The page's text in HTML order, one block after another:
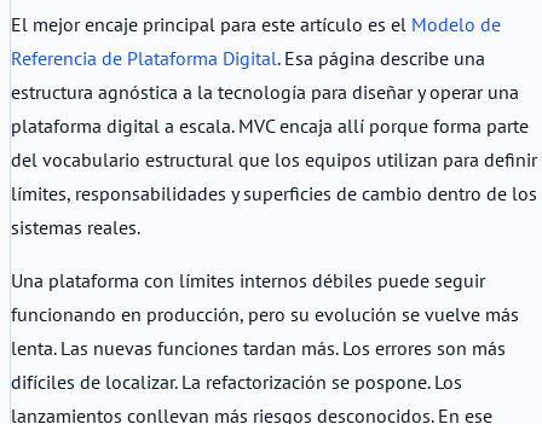
El mejor encaje principal para este artículo es el Modelo de
Referencia de Plataforma Digital. Esa página describe una
estructura agnóstica a la tecnología para diseñar y operar una
plataforma digital a escala. MVC encaja allí porque forma parte
del vocabulario estructural que los equipos utilizan para definir
límites, responsabilidades y superficies de cambio dentro de los
sistemas reales.
Una plataforma con límites internos débiles puede seguir
funcionando en producción, pero su evolución se vuelve más
lenta. Las nuevas funciones tardan más. Los errores son más
difíciles de localizar. La refactorización se pospone. Los
lanzamientos conllevan más riesgos desconocidos. En ese